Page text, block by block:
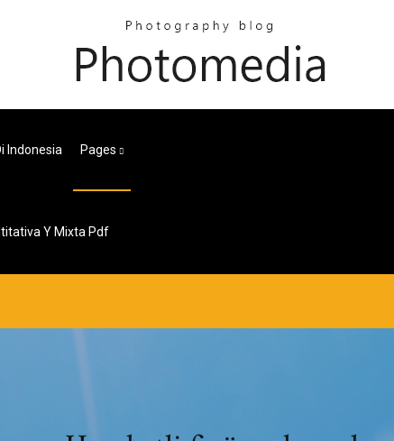
Indonesia Pages
Y Mixta Pdf